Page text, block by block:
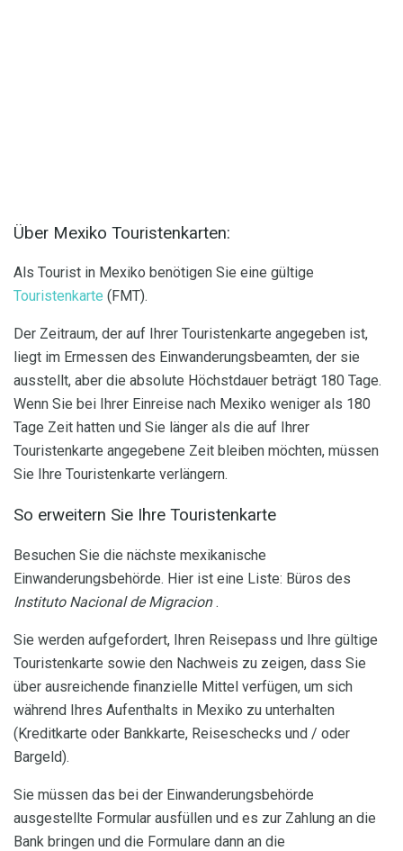
Über Mexiko Touristenkarten:
Als Tourist in Mexiko benötigen Sie eine gültige
Touristenkarte (FMT).
Der Zeitraum, der auf Ihrer Touristenkarte angegeben ist,
liegt im Ermessen des Einwanderungsbeamten, der sie
ausstellt, aber die absolute Höchstdauer beträgt 180 Tage.
Wenn Sie bei Ihrer Einreise nach Mexiko weniger als 180
Tage Zeit hatten und Sie länger als die auf Ihrer
Touristenkarte angegebene Zeit bleiben möchten, müssen
Sie Ihre Touristenkarte verlängern.
So erweitern Sie Ihre Touristenkarte
Besuchen Sie die nächste mexikanische
Einwanderungsbehörde. Hier ist eine Liste: Büros des
Instituto Nacional de Migracion.
Sie werden aufgefordert, Ihren Reisepass und Ihre gültige
Touristenkarte sowie den Nachweis zu zeigen, dass Sie
über ausreichende finanzielle Mittel verfügen, um sich
während Ihres Aufenthalts in Mexiko zu unterhalten
(Kreditkarte oder Bankkarte, Reiseschecks und / oder
Bargeld).
Sie müssen das bei der Einwanderungsbehörde
ausgestellte Formular ausfüllen und es zur Zahlung an die
Bank bringen und die Formulare dann an die